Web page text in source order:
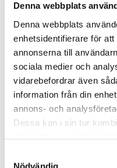
Denna webbplats
Denna webbplats
enhetsidentifierare för
annonserna till
sociala medier och
vidarebefordrar även
information från din
annons- och
Dessa kan i sin tur
Du följer de
anläggning
Du tar ansvar för
Du larmar personal
Säkerhet
Allt bad sker under
Målsman/
ombytt till
badkläder